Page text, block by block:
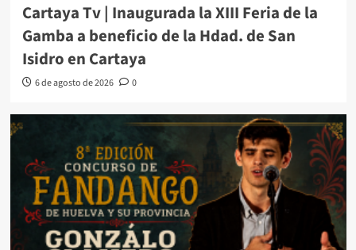
Cartaya Tv | Inaugurada la XIII Feria de la
Gamba a beneficio de la Hdad. de San
Isidro en Cartaya
6 de agosto de 2026 0